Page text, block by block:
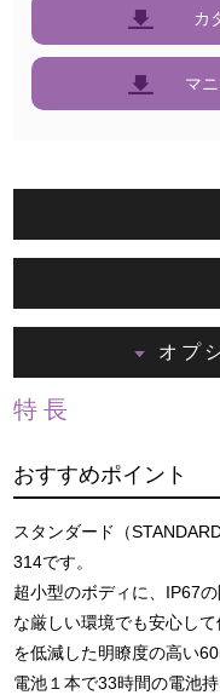
カ
マ
オプ
特長
おすすめポイント
スタンダード（
314です。
超小型のボディに、IP67
な厳しい環境でも安心し
を低減した明瞭度の高い
電池１本で33時間の電池